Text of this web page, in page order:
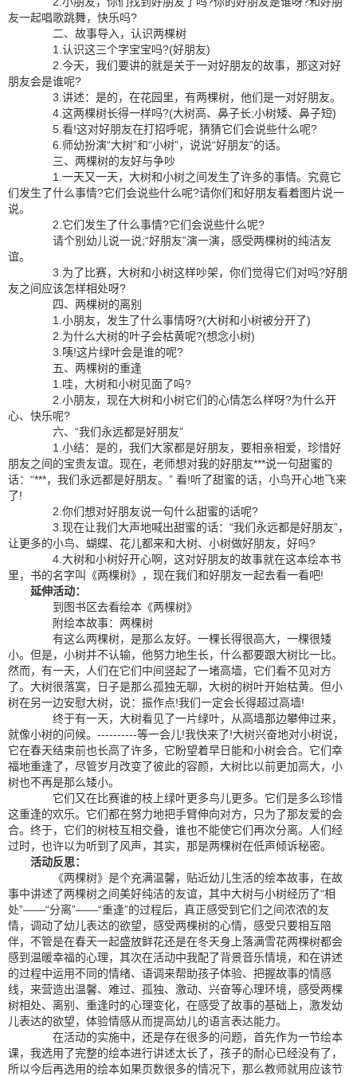
友一起唱歌跳舞，快乐吗?
二、故事导入，认识两棵树
1.认识这三个字宝宝吗?(好朋友)
2.今天，我们要讲的就是关于一对好朋友的故事，那这对好
朋友会是谁呢?
3.讲述：是的，在花园里，有两棵树，他们是一对好朋友。
4.这两棵树长得一样吗?(大树高、鼻子长;小树矮、鼻子短)
5.看!这对好朋友在打招呼呢，猜猜它们会说些什么呢?
6.师幼扮演“大树”和“小树”，说说“好朋友”的话。
三、两棵树的友好与争吵
1.一天又一天，大树和小树之间发生了许多的事情。究竟它
们发生了什么事情?它们会说些什么呢?请你们和好朋友看着图片说一
说。
2.它们发生了什么事情?它们会说些什么呢?
请个别幼儿说一说;“好朋友”演一演，感受两棵树的纯洁友
谊。
3.为了比赛，大树和小树这样吵架，你们觉得它们对吗?好朋
友之间应该怎样相处呀?
四、两棵树的离别
1.小朋友，发生了什么事情呀?(大树和小树被分开了)
2.为什么大树的叶子会枯黄呢?(想念小树)
3.咦!这片绿叶会是谁的呢?
五、两棵树的重逢
1.哇，大树和小树见面了吗?
2.小朋友，现在大树和小树它们的心情怎么样呀?为什么开
心、快乐呢?
六、“我们永远都是好朋友”
1.小结：是的，我们大家都是好朋友，要相亲相爱，珍惜好
朋友之间的宝贵友谊。现在，老师想对我的好朋友***说一句甜蜜的
话：“***，我们永远都是好朋友。” 看!听了甜蜜的话，小鸟开心地飞来
了!
2.你们想对好朋友说一句什么甜蜜的话呢?
3.现在让我们大声地喊出甜蜜的话：“我们永远都是好朋友”，
让更多的小鸟、蝴蝶、花儿都来和大树、小树做好朋友，好吗?
4.大树和小树好开心啊，这对好朋友的故事就在这本绘本书
里，书的名字叫《两棵树》，现在我们和好朋友一起去看一看吧!
延伸活动：
到图书区去看绘本《两棵树》
附绘本故事：两棵树
有这么两棵树，是那么友好。一棵长得很高大，一棵很矮
小。但是，小树并不认输，他努力地生长，什么都要跟大树比一比。
然而，有一天，人们在它们中间竖起了一堵高墙，它们看不见对方
了。大树很落寞，日子是那么孤独无聊，大树的树叶开始枯黄。但小
树在另一边安慰大树，说：振作点!我们一定会长得超过高墙!
终于有一天，大树看见了一片绿叶，从高墙那边攀伸过来，
就像小树的问候。----------等一会儿!我快来了!大树兴奋地对小树说，
它在春天结束前也长高了许多，它盼望着早日能和小树会合。它们幸
福地重逢了，尽管岁月改变了彼此的容颜，大树比以前更加高大，小
树也不再是那么矮小。
它们又在比赛谁的枝上绿叶更多鸟儿更多。它们是多么珍惜
这重逢的欢乐。它们都在努力地把手臂伸向对方，只为了那友爱的会
合。终于，它们的树枝互相交叠，谁也不能使它们再次分离。人们经
过时，也许以为听到了风声，其实，那是两棵树在低声倾诉秘密。
活动反思：
《两棵树》是个充满温馨，贴近幼儿生活的绘本故事，在故
事中讲述了两棵树之间美好纯洁的友谊，其中大树与小树经历了“相
处”——“分离”——“重逢”的过程后，真正感受到它们之间浓浓的友
情，调动了幼儿表达的欲望，感受两棵树的心情，感受只要相互陪
伴，不管是在春天一起盛放鲜花还是在冬天身上落满雪花两棵树都会
感到温暖幸福的心理，其次在活动中我配了背景音乐情境，和在讲述
的过程中运用不同的情绪、语调来帮助孩子体验、把握故事的情感
线，来营造出温馨、难过、孤独、激动、兴奋等心理环境，感受两棵
树相处、离别、重逢时的心理变化，在感受了故事的基础上，激发幼
儿表达的欲望，体验情感从而提高幼儿的语言表达能力。
在活动的实施中，还是存在很多的问题，首先作为一节绘本
课，我选用了完整的绘本进行讲述太长了，孩子的耐心已经没有了，
所以今后再选用的绘本如果页数很多的情况下，那么教师就用应该节